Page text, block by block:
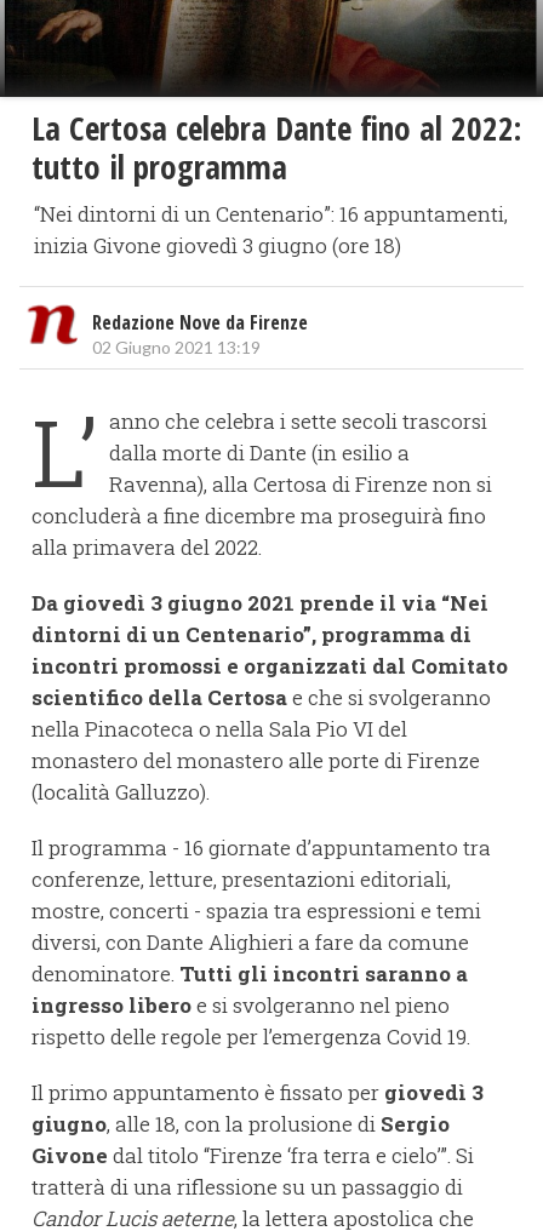
La Certosa celebra Dante fino al 2022:
tutto il programma
“Nei dintorni di un Centenario”: 16 appuntamenti,
inizia Givone giovedì 3 giugno (ore 18)
Redazione Nove da Firenze
02 Giugno 2021 13:19
L’ anno che celebra i sette secoli trascorsi
dalla morte di Dante (in esilio a
Ravenna), alla Certosa di Firenze non si
concluderà a fine dicembre ma proseguirà fino
alla primavera del 2022.
Da giovedì 3 giugno 2021 prende il via “Nei
dintorni di un Centenario”, programma di
incontri promossi e organizzati dal Comitato
scientifico della Certosae che si svolgeranno
nella Pinacoteca o nella Sala Pio VI del
monastero del monastero alle porte di Firenze
(località Galluzzo).
Il programma - 16 giornate d’appuntamento tra
conferenze, letture, presentazioni editoriali,
mostre, concerti - spazia tra espressioni e temi
diversi, con Dante Alighieri a fare da comune
denominatore. Tutti gli incontri saranno a
ingresso liberoe si svolgeranno nel pieno
rispetto delle regole per l’emergenza Covid 19.
Il primo appuntamento è fissato per giovedì 3
giugno, alle 18, con la prolusione di Sergio
Givone dal titolo “Firenze ‘fra terra e cielo’”. Si
tratterà di una riflessione su un passaggio di
Candor Lucis aeterne, la lettera apostolica che